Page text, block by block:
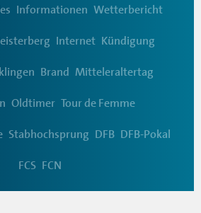
Informationen Wetterbericht
Internet Kündigung
Brand Mitteleraltertag
Oldtimer Tour de Femme
Stabhochsprung DFB DFB-Pokal
FCS FCN